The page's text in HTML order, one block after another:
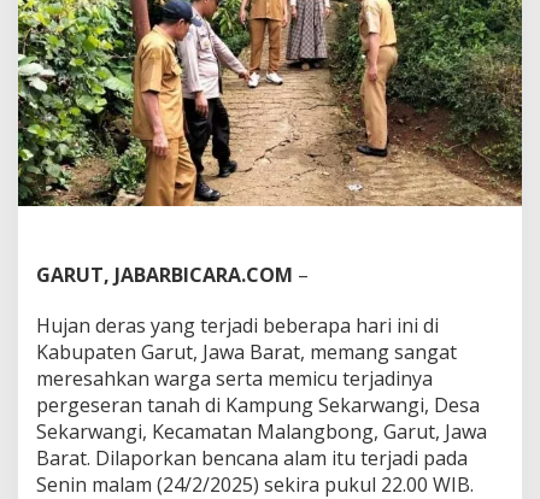
D
i
D
e
s
a
S
e
k
w
a
g
i
K
e
c
a
m
a
GARUT, JABARBICARA.COM –
Hujan deras yang terjadi beberapa hari ini di
Kabupaten Garut, Jawa Barat, memang sangat
meresahkan warga serta memicu terjadinya
pergeseran tanah di Kampung Sekarwangi, Desa
Sekarwangi, Kecamatan Malangbong, Garut, Jawa
Barat. Dilaporkan bencana alam itu terjadi pada
Senin malam (24/2/2025) sekira pukul 22.00 WIB.